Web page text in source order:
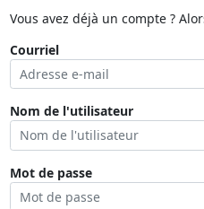
Vous avez déjà un compte ?
Courriel
Nom de l'utilisateur
Mot de passe